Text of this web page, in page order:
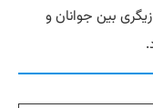
بین جوانان و